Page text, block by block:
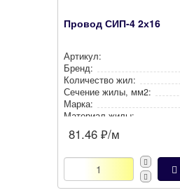
Провод СИП-4 2х16
Артикул:
Бренд:
Количество жил:
Сечение жилы, мм2:
Марка:
Материал жилы:
81.46 ₽/м